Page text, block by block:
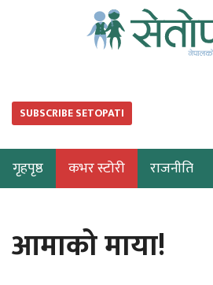
SUBSCRIBE SETOPATI
गृहपृष्ठ कभर स्टोरी राजनीति
आमाको माया!